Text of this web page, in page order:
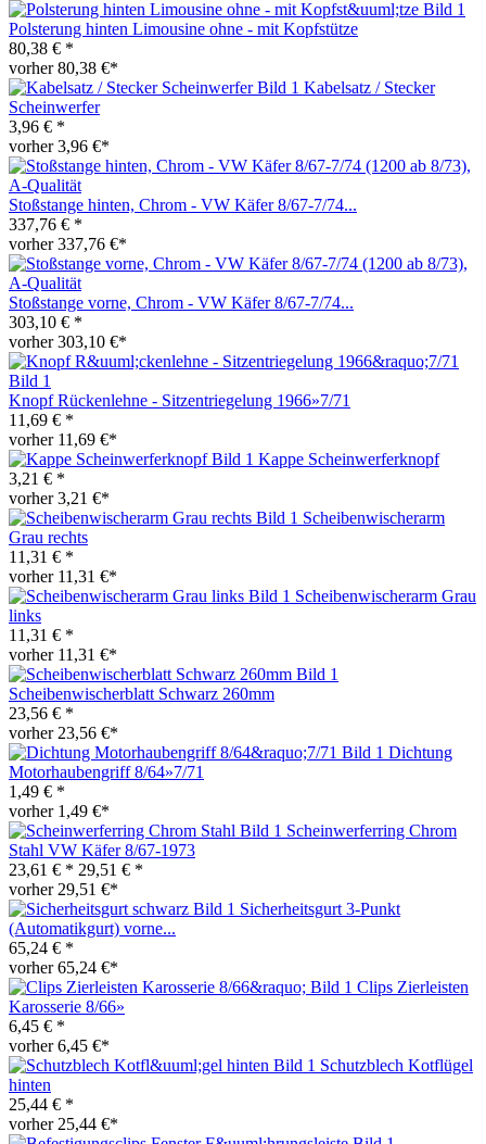
Polsterung hinten Limousine ohne - mit Kopfstütze
80,38 € *
vorher 80,38 €*
Kabelsatz / Stecker
Scheinwerfer
3,96 € *
vorher 3,96 €*
Stoßstange hinten, Chrom - VW Käfer 8/67-7/74...
337,76 € *
vorher 337,76 €*
Stoßstange vorne, Chrom - VW Käfer 8/67-7/74...
303,10 € *
vorher 303,10 €*
Knopf Rückenlehne - Sitzentriegelung 1966»7/71
11,69 € *
vorher 11,69 €*
Kappe Scheinwerferknopf
3,21 € *
vorher 3,21 €*
Scheibenwischerarm
Grau rechts
11,31 € *
vorher 11,31 €*
Scheibenwischerarm Grau
links
11,31 € *
vorher 11,31 €*
Scheibenwischerblatt Schwarz 260mm
23,56 € *
vorher 23,56 €*
Dichtung
Motorhaubengriff 8/64»7/71
1,49 € *
vorher 1,49 €*
Scheinwerferring Chrom
Stahl VW Käfer 8/67-1973
23,61 € * 29,51 € *
vorher 29,51 €*
Sicherheitsgurt 3-Punkt
(Automatikgurt) vorne...
65,24 € *
vorher 65,24 €*
Clips Zierleisten
Karosserie 8/66»
6,45 € *
vorher 6,45 €*
Schutzblech Kotflügel
hinten
25,44 € *
vorher 25,44 €*